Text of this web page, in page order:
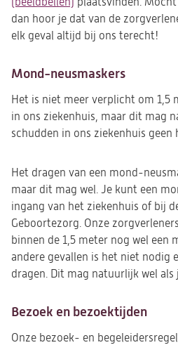
dan hoor je dat van de
elk geval altijd bij ons terecht!
Mond-neusmaskers
Het is niet meer verplicht om 1,5
in ons ziekenhuis, maar dit mag
schudden in ons ziekenhuis geen
Het dragen van een mond-
maar dit mag wel. Je kunt een
ingang van het ziekenhuis of bij
Geboortezorg. Onze
binnen de 1,5 meter nog wel een
andere gevallen is het niet nodig
dragen. Dit mag natuurlijk wel
Bezoek en bezoektijden
Onze bezoek- en